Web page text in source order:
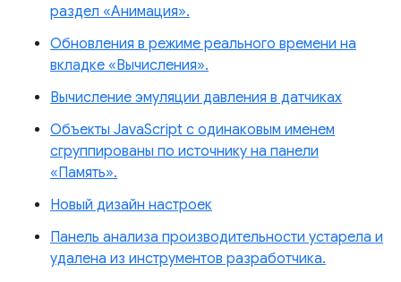
раздел «Анимация».
Обновления в режиме реального времени на
вкладке «Вычисления».
Вычисление эмуляции давления в датчиках
Объекты JavaScript с одинаковым именем
сгруппированы по источнику на панели
«Память».
Новый дизайн настроек
Панель анализа производительности устарела и
удалена из инструментов разработчика.